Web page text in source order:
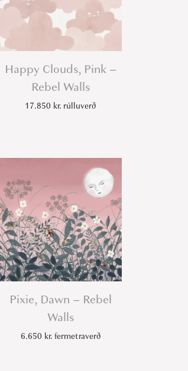
Happy Clouds, Pink –
Rebel Walls
17.850 kr. rúlluverð
Pixie, Dawn – Rebel
Walls
6.650 kr.fermetraverð